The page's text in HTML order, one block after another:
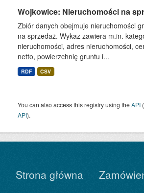
Wojkowice: Nieruchomości na
Zbiór danych obejmuje nieruchomości
na sprzedaż. Wykaz zawiera m.in.
nieruchomości, adres nieruchomości,
netto, powierzchnię gruntu i...
RDF CSV
You can also access this registry using theAPI
API).
Strona główna